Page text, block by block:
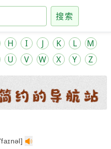
搜索
H I J K L
M
U V W X Y Z